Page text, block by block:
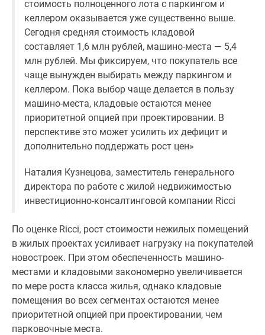
стоимость полноценного лота с паркингом и
келлером оказывается уже существенно выше.
Сегодня средняя стоимость кладовой
составляет 1,6 млн рублей, машино-места — 5,4
млн рублей. Мы фиксируем, что покупатель все
чаще вынужден выбирать между паркингом и
келлером. Пока выбор чаще делается в пользу
машино-места, кладовые остаются менее
приоритетной опцией при проектировании. В
перспективе это может усилить их дефицит и
дополнительно поддержать рост цен»
Наталия Кузнецова, заместитель генерального
директора по работе с жилой недвижимостью
инвестиционно-консалтинговой компании Ricci
По оценке Ricci, рост стоимости нежилых помещений
в жилых проектах усиливает нагрузку на покупателей
новостроек. При этом обеспеченность машино-
местами и кладовыми закономерно увеличивается
по мере роста класса жилья, однако кладовые
помещения во всех сегментах остаются менее
приоритетной опцией при проектировании, чем
парковочные места.